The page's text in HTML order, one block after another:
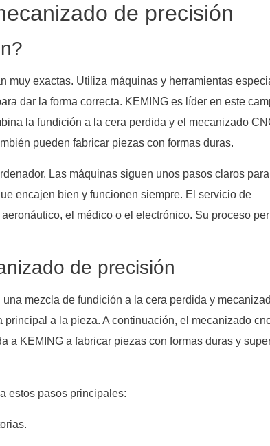
de precisión
muy exactas. Utiliza máquinas y herramientas
dar la forma correcta. KEMING es líder en este
la fundición a la cera perdida y el mecanizado
pueden fabricar piezas con formas duras.
Las máquinas siguen unos pasos claros para
encajen bien y funcionen siempre. El servicio de
el médico o el electrónico. Su proceso
de precisión
mezcla de fundición a la cera perdida y
a la pieza. A continuación, el mecanizado
a KEMING a fabricar piezas con formas duras y
estos pasos principales: